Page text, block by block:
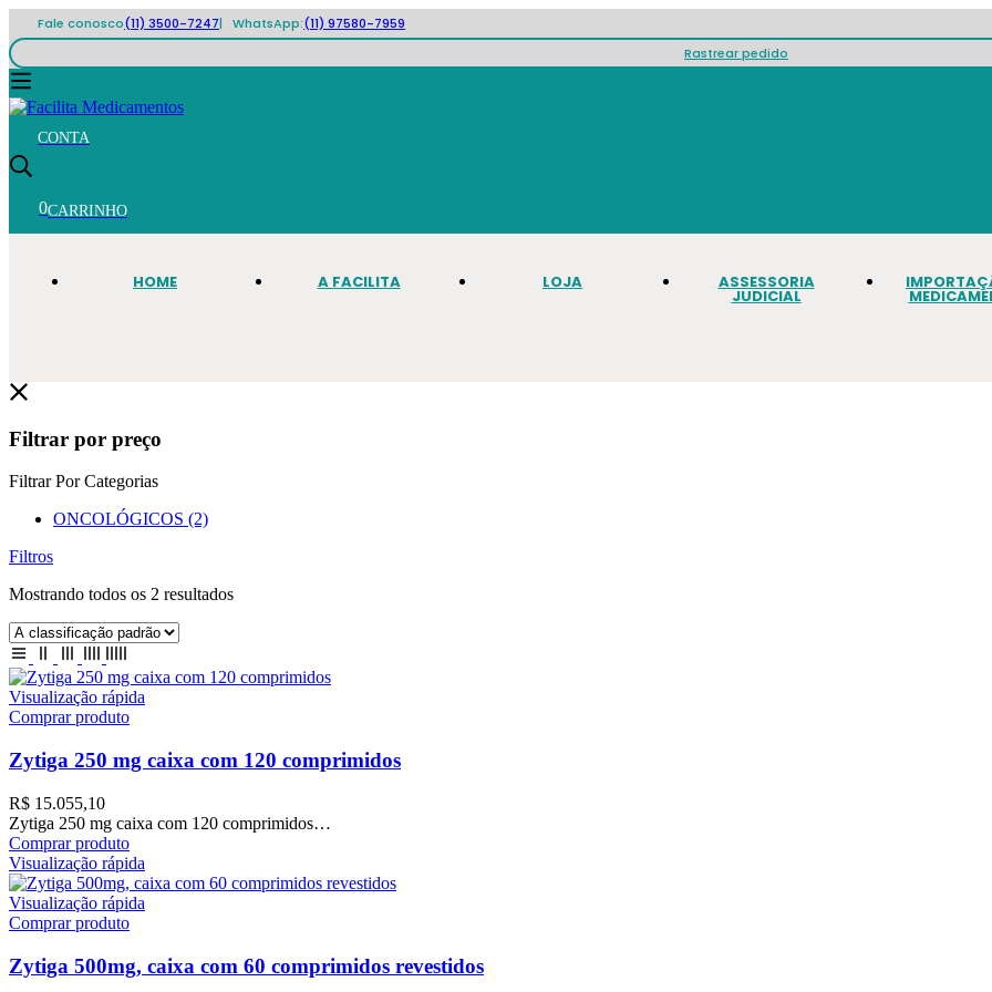
Fale conosco(11) 3500-7247| WhatsApp:(11) 97580-7959
Rastrear pedido
0
HOME A FACILITA LOJA ASSESSORIA
JUDICIAL
Filtrar por preço
Filtrar Por Categorias
ONCOLÓGICOS (2)
Filtros
Mostrando todos os 2 resultados
Visualização rápida
Comprar produto
Zytiga 250 mg caixa com 120 comprimidos
R$ 15.055,10
Zytiga 250 mg caixa com 120 comprimidos…
Comprar produto
Visualização rápida
Visualização rápida
Comprar produto
Zytiga 500mg, caixa com 60 comprimidos revestidos